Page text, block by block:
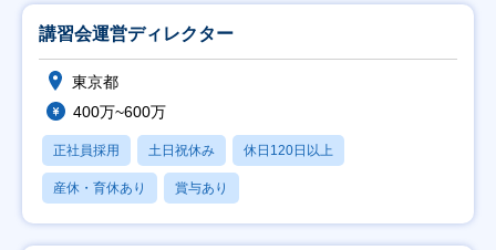
講習会運営ディレクター
東京都
400万~600万
正社員採用 土日祝休み 休日120日以上
産休・育休あり 賞与あり